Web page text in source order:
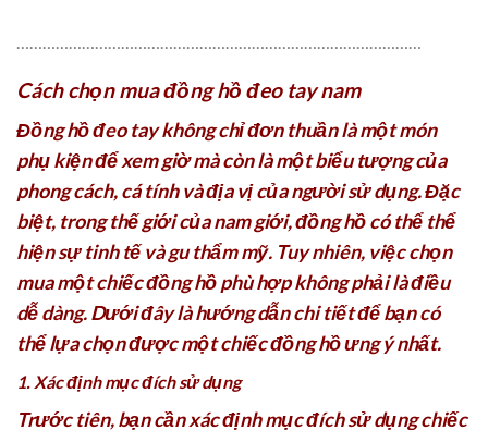
Cách chọn mua đồng hồ đeo tay nam
Đồng hồ đeo tay không chỉ đơn thuần là một món
phụ kiện để xem giờ mà còn là một biểu tượng của
phong cách, cá tính và địa vị của người sử dụng. Đặc
biệt, trong thế giới của nam giới, đồng hồ có thể thể
hiện sự tinh tế và gu thẩm mỹ. Tuy nhiên, việc chọn
mua một chiếc đồng hồ phù hợp không phải là điều
dễ dàng. Dưới đây là hướng dẫn chi tiết để bạn có
thể lựa chọn được một chiếc đồng hồ ưng ý nhất.
1. Xác định mục đích sử dụng
Trước tiên, bạn cần xác định mục đích sử dụng chiếc